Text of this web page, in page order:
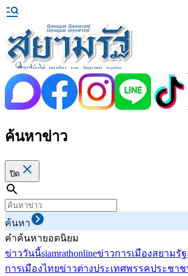
ค้นหาข่าว
ปิด
ค้นหา
คำค้นหายอดนิยม
ข่าววันนี้siamrathonlineข่าวการเมืองสยามรั
การเมืองไทยข่าวต่างประเทศพรรคประชา